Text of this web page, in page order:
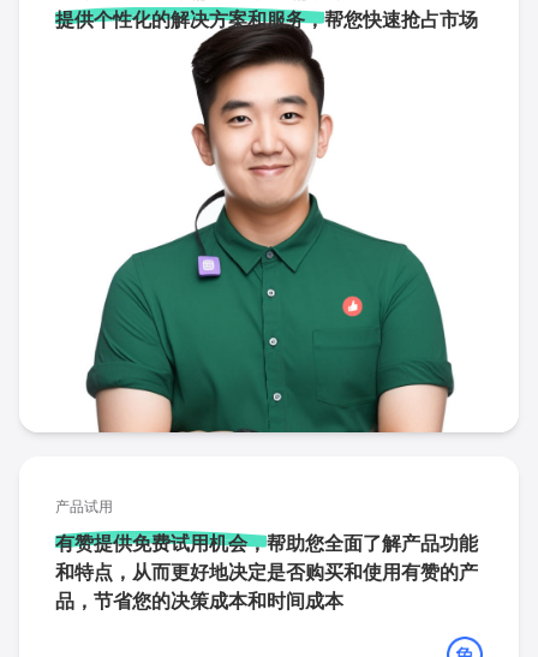
提供个性化的解决方案和服务，帮您快速抢占市场
产品试用
有赞提供免费试用机会，帮助您全面了解产品功能
和特点，从而更好地决定是否购买和使用有赞的产
品，节省您的决策成本和时间成本